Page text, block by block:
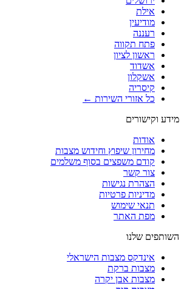
אילת
מודיעין
רעננה
פתח תקווה
ראשון לציון
אשדוד
אשקלון
קיסריה
כל אזורי השירות ←
מידע וקישורים
אודות
מחירון שיפוץ וחידוש מצבות
קודם משפצים בסוף משלמים
צור קשר
הצהרת נגישות
מדיניות פרטיות
תנאי שימוש
מפת האתר
השותפים שלנו
אינדקס מצבות הישראלי
מצבות ברקת
מצבות אבן יקרה